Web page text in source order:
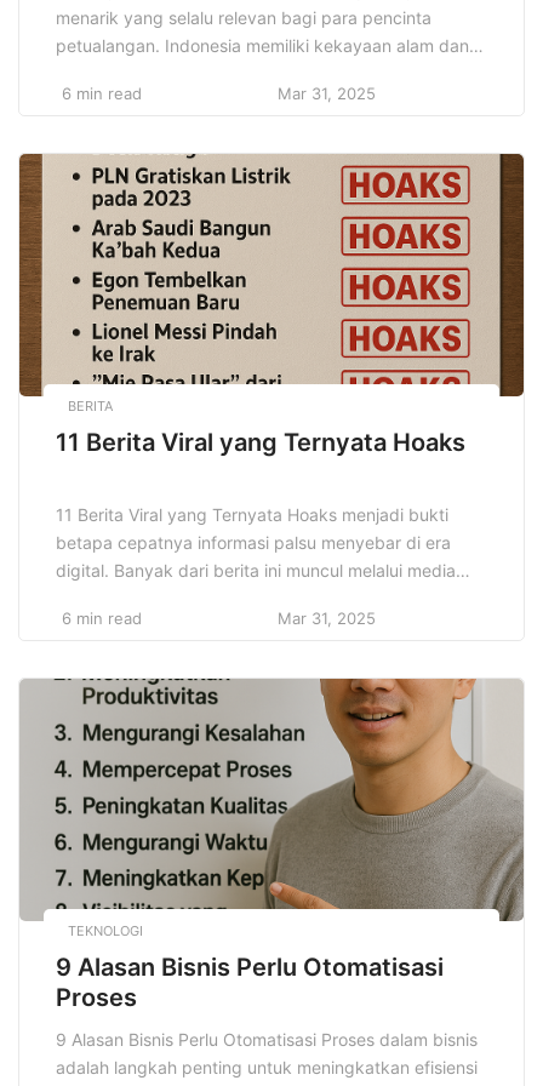
menarik yang selalu relevan bagi para pencinta
petualangan. Indonesia memiliki kekayaan alam dan
danau, hingga desa adat yang memukau. Setiap
wisatawan lokal maupun mancanegara ingin terus
menjelajah. Eksplorasi wisata bukan hanya soal jalan-
jalan, […]
6 min read Mar 31, 2025
BERITA
11 Berita Viral yang Ternyata Hoaks
11 Berita Viral yang Ternyata Hoaks menjadi bukti
betapa cepatnya informasi palsu menyebar di era
digital. Banyak dari berita ini muncul melalui media
menyebarkan informasi tanpa verifikasi terlebih
sensasional dan tampak meyakinkan, berita-berita ini
kerap dipercaya begitu saja oleh masyarakat tanpa
[…]
6 min read Mar 31, 2025
TEKNOLOGI
9 Alasan Bisnis Perlu Otomatisasi
Proses
9 Alasan Bisnis Perlu Otomatisasi Proses dalam bisnis
adalah langkah penting untuk meningkatkan efisiensi